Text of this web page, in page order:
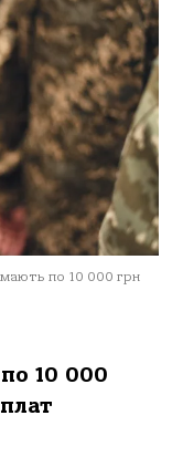
по 10 000 грн
10 000